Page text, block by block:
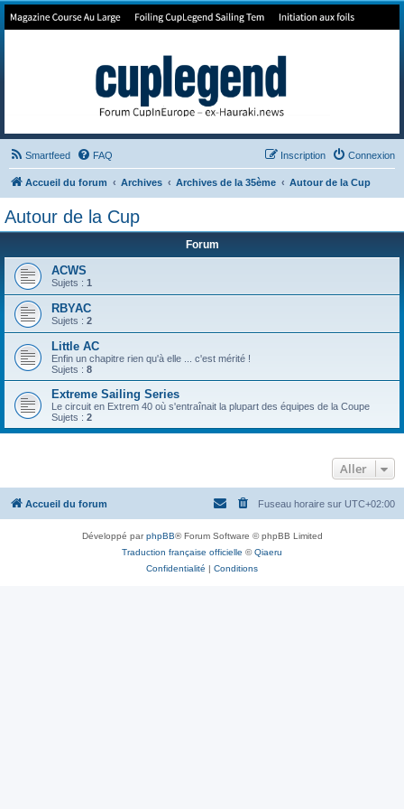
Forum de Cup In Europe
Smartfeed FAQ Connexion
Inscription
Accueil du forum Archives Archives de la 35ème Autour de la Cup
Autour de la Cup
Forum
ACWS
Sujets : 1
RBYAC
Sujets : 2
Little AC
Enfin un chapitre rien qu'à elle ... c'est mérité !
Sujets : 8
Extreme Sailing Series
Le circuit en Extrem 40 où s'entraînait la plupart des équipes de la Coupe
Sujets : 2
Aller
Accueil du forum Fuseau horaire sur UTC+02:00
Développé parphpBB® Forum Software © phpBB Limited
Traduction française officielle ©Qiaeru
Confidentialité
Conditions